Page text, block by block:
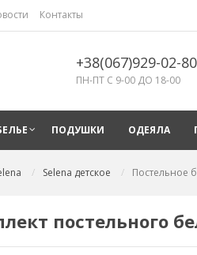
Контакты
+38(067)929-02-80
ПН-ПТ С 9-00 ДО 18-00
ПОДУШКИ ОДЕЯЛА
Selena детское Постельное
постельного